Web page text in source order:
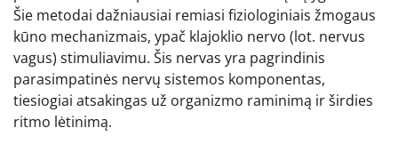
Šie metodai dažniausiai remiasi fiziologiniais žmogaus
kūno mechanizmais, ypač klajoklio nervo (lot. nervus
vagus) stimuliavimu. Šis nervas yra pagrindinis
parasimpatinės nervų sistemos komponentas,
tiesiogiai atsakingas už organizmo raminimą ir širdies
ritmo lėtinimą.